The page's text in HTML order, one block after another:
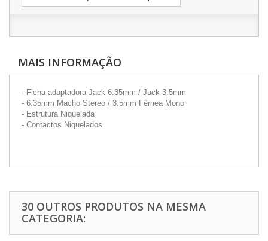
MAIS INFORMAÇÃO
- Ficha adaptadora Jack 6.35mm / Jack 3.5mm
- 6.35mm Macho Stereo / 3.5mm Fêmea Mono
- Estrutura Niquelada
- Contactos Niquelados
30 OUTROS PRODUTOS NA MESMA
CATEGORIA: